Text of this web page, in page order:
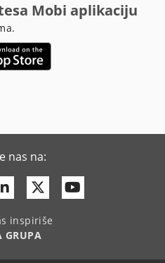
Mobi aplikaciju
nas na:
LinkedinTwitter
inspiriše
GRUPA